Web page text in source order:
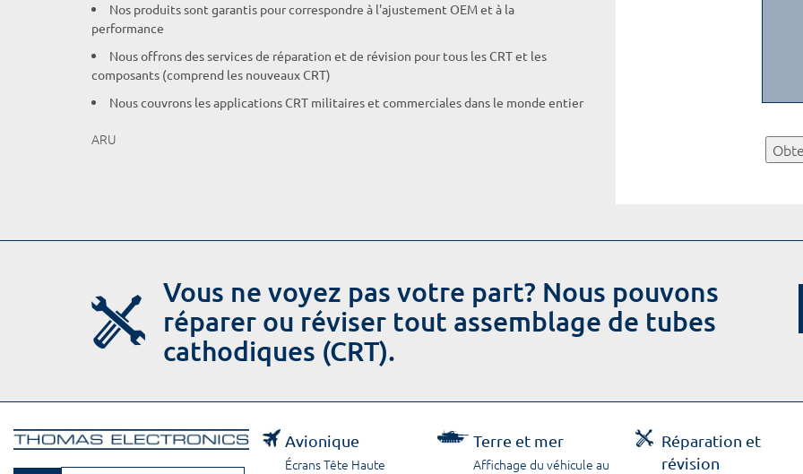
Nos produits sont garantis pour correspondre à l'ajustement OEM et à la
performance
Nous offrons des services de réparation et de révision pour tous les CRT et les
composants (comprend les nouveaux CRT)
Nous couvrons les applications CRT militaires et commerciales dans le monde entier
ARU
Vous ne voyez pas votre part? Nous pouvons
réparer ou réviser tout assemblage de tubes
cathodiques (CRT).
Avionique
Écrans Tête Haute
Terre et mer
Affichage du véhicule au
Réparation et
révision